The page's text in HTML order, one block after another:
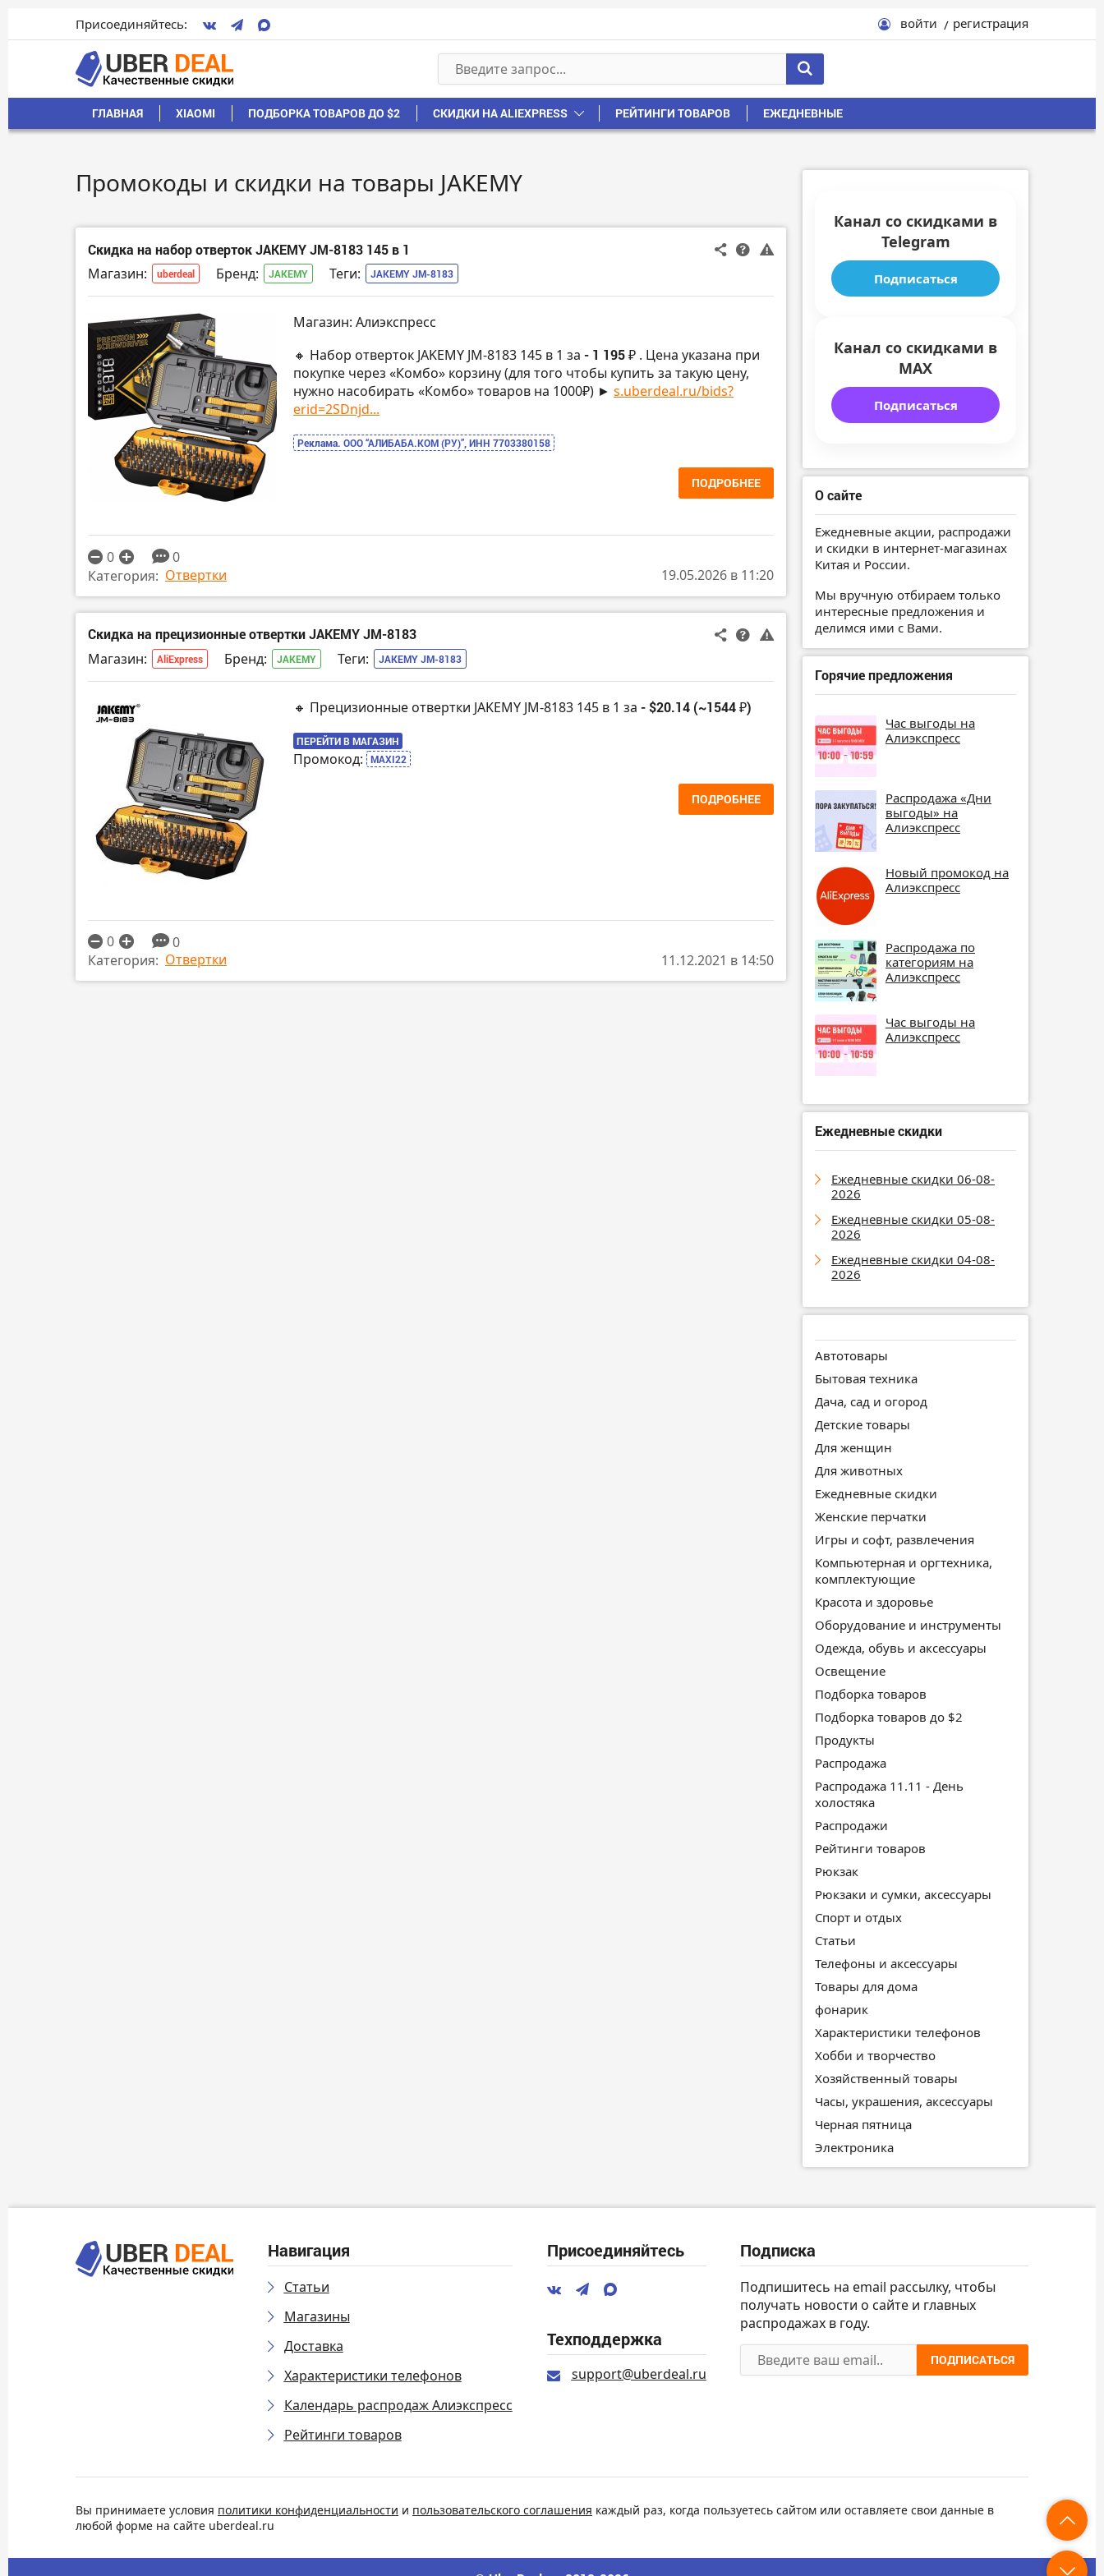
Присоединяйтесь: войти регистрация
ГЛАВНАЯ XIAOMI ПОДБОРКА ТОВАРОВ ДО $2 СКИДКИ НА ALIEXPRESS РЕЙТИНГИ ТОВАРОВ ЕЖЕДНЕВНЫЕ
Промокоды и скидки на товары JAKEMY
Скидка на набор отверток JAKEMY JM-8183 145 в 1
Магазин: uberdeal Бренд: JAKEMY Теги: JAKEMY JM-8183
Магазин: Алиэкспресс
🔸 Набор отверток JAKEMY JM-8183 145 в 1 за - 1 195 ₽ . Цена указана при
покупке через «Комбо» корзину (для того чтобы купить за такую цену,
нужно насобирать «Комбо» товаров на 1000₽) ► s.uberdeal.ru/bids?
erid=2SDnjd...
Реклама. ООО “АЛИБАБА.КОМ (РУ)”, ИНН 7703380158
ПОДРОБНЕЕ
0
0
Категория: Отвертки 19.05.2026 в 11:20
Скидка на прецизионные отвертки JAKEMY JM-8183
Магазин: AliExpress Бренд: JAKEMY Теги: JAKEMY JM-8183
🔸 Прецизионные отвертки JAKEMY JM-8183 145 в 1 за - $20.14 (~1544 ₽)
ПЕРЕЙТИ В МАГАЗИН
Промокод: MAXI22
ПОДРОБНЕЕ
0
0
Категория: Отвертки 11.12.2021 в 14:50
Канал со скидками в
Telegram
Подписаться
Канал со скидками в
MAX
Подписаться
О сайте
Ежедневные акции, распродажи
и скидки в интернет-магазинах
Китая и России.
Мы вручную отбираем только
интересные предложения и
делимся ими с Вами.
Горячие предложения
Час выгоды на
Алиэкспресс
Распродажа «Дни
выгоды» на
Алиэкспресс
Новый промокод на
Алиэкспресс
Распродажа по
категориям на
Алиэкспресс
Час выгоды на
Алиэкспресс
Ежедневные скидки
Ежедневные скидки 06-08-
2026
Ежедневные скидки 05-08-
2026
Ежедневные скидки 04-08-
2026
Автотовары
Бытовая техника
Дача, сад и огород
Детские товары
Для женщин
Для животных
Ежедневные скидки
Женские перчатки
Игры и софт, развлечения
Компьютерная и оргтехника,
комплектующие
Красота и здоровье
Оборудование и инструменты
Одежда, обувь и аксессуары
Освещение
Подборка товаров
Подборка товаров до $2
Продукты
Распродажа
Распродажа 11.11 - День
холостяка
Распродажи
Рейтинги товаров
Рюкзак
Рюкзаки и сумки, аксессуары
Спорт и отдых
Статьи
Телефоны и аксессуары
Товары для дома
фонарик
Характеристики телефонов
Хобби и творчество
Хозяйственный товары
Часы, украшения, аксессуары
Черная пятница
Электроника
Навигация
Статьи
Магазины
Доставка
Характеристики телефонов
Календарь распродаж Алиэкспресс
Рейтинги товаров
Присоединяйтесь
Техподдержка
support@uberdeal.ru
Подписка
Подпишитесь на email рассылку, чтобы
получать новости о сайте и главных
распродажах в году.
ПОДПИСАТЬСЯ
Вы принимаете условия политики конфиденциальности и пользовательского соглашения каждый раз, когда пользуетесь сайтом или оставляете свои данные в
любой форме на сайте uberdeal.ru